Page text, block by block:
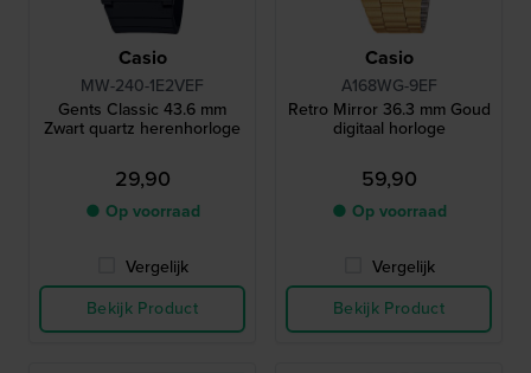
Casio
MW-240-1E2VEF
Gents Classic 43.6 mm
Zwart quartz herenhorloge
29,90
● Op voorraad
Vergelijk
Bekijk Product
Casio
A168WG-9EF
Retro Mirror 36.3 mm Goud
digitaal horloge
59,90
● Op voorraad
Vergelijk
Bekijk Product